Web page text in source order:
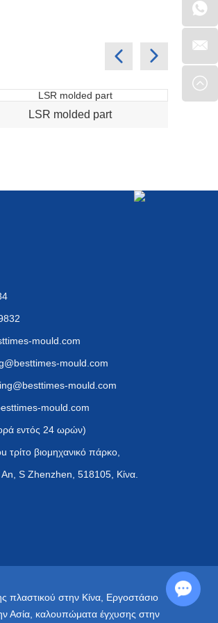
LSR molded part
mould.com
mould.com
mould.com
mould.com
εντός 24 ωρών)
βιομηχανικό πάρκο,
S Zhenzhen, 518105, Κίνα.
πλαστικού στην Κίνα Εργοστάσιο
Ασία καλουπώματα έγχυσης στην
Chat with Us